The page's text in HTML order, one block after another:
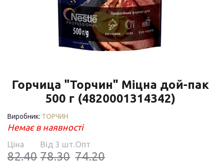
Горчица "Торчин" Міцна дой-пак
500 г (4820001314342)
Виробник: ТОРЧИН
Немає в наявності
Ціна
82.40
Від 3 шт.
78.30
Опт
74.20